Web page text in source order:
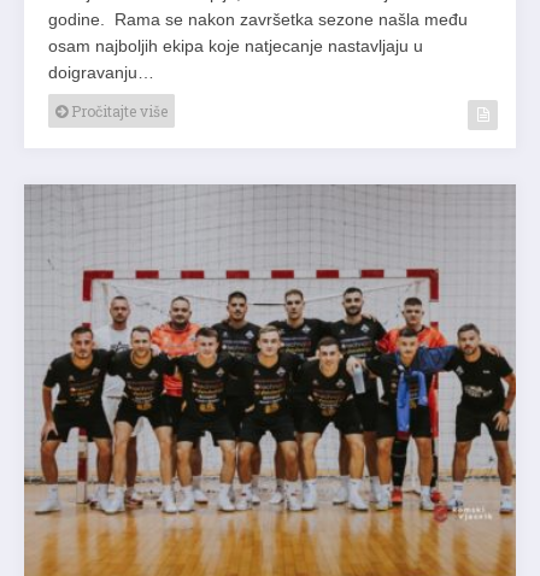
godine. Rama se nakon završetka sezone našla među
osam najboljih ekipa koje natjecanje nastavljaju u
doigravanju…
Pročitajte više